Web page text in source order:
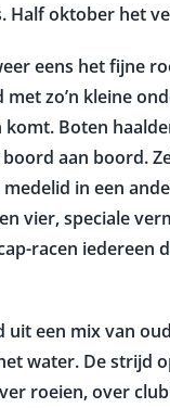
Half oktober het
eens het fijne
zo’n kleine
Boten
aan boord.
in een
vier, speciale
racen iedereen
een mix van
water. De strijd
roeien, over